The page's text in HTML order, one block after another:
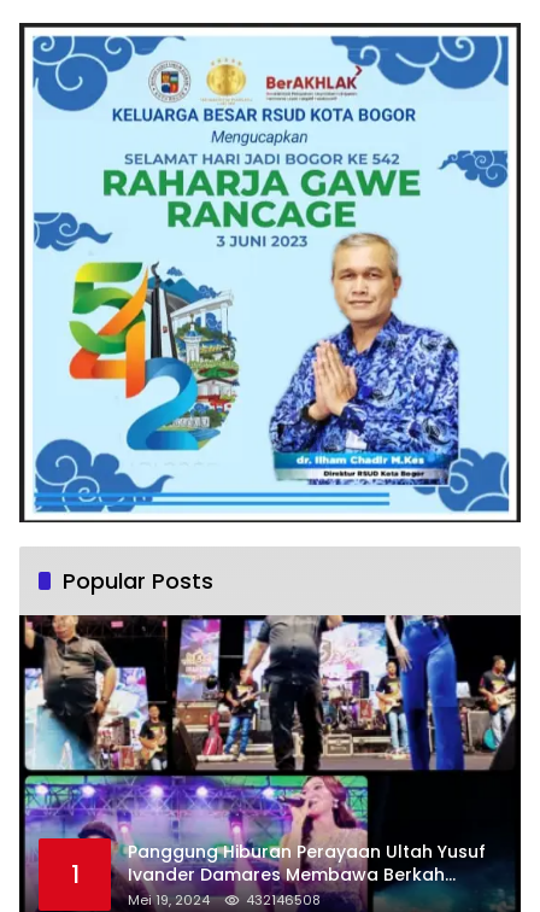
Popular Posts
1
Panggung Hiburan Perayaan Ultah Yusuf
Ivander Damares Membawa Berkah
Warga Kejapanan
Mei 19, 2024 432146508